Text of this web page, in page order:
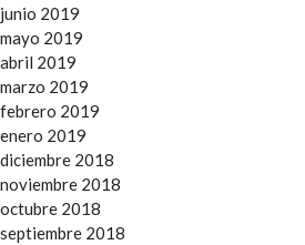
junio 2019
mayo 2019
abril 2019
marzo 2019
febrero 2019
enero 2019
diciembre 2018
noviembre 2018
octubre 2018
septiembre 2018